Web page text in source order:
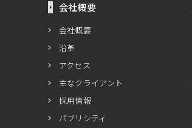
会社概要
会社概要
沿革
アクセス
主なクライアント
採用情報
パブリシティ